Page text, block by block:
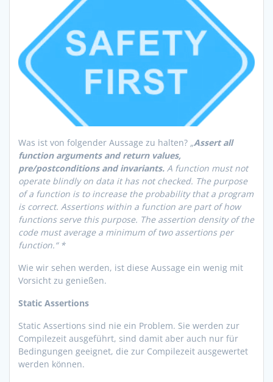
Was ist von folgender Aussage zu halten? „Assert all
function arguments and return values,
pre/postconditions and invariants. A function must not
operate blindly on data it has not checked. The purpose
of a function is to increase the probability that a program
is correct. Assertions within a function are part of how
functions serve this purpose. The assertion density of the
code must average a minimum of two assertions per
function.“ *
Wie wir sehen werden, ist diese Aussage ein wenig mit
Vorsicht zu genießen.
Static Assertions
Static Assertions sind nie ein Problem. Sie werden zur
Compilezeit ausgeführt, sind damit aber auch nur für
Bedingungen geeignet, die zur Compilezeit ausgewertet
werden können.